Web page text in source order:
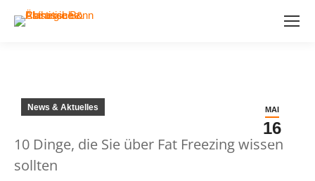
MAI
16
News & Aktuelles
10 Dinge, die Sie über Fat Freezing wissen
sollten